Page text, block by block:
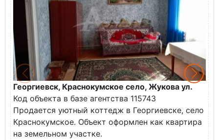
Георгиевск, Краснокумское село, Жукова ул.
Код объекта в базе агентства 115743
Продается уютный коттедж в Георгиевске, село
Краснокумское. Объект оформлен как квартира
на земельном участке.